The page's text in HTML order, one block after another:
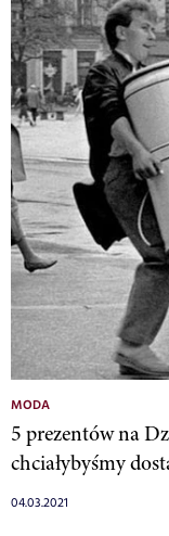
MODA
5 prezentów na
chciałybyśmy
04.03.2021